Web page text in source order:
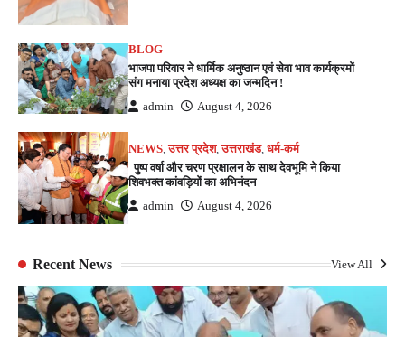
BLOG
भाजपा परिवार ने धार्मिक अनुष्ठान एवं सेवा भाव कार्यक्रमों
संग मनाया प्रदेश अध्यक्ष का जन्मदिन !
admin August 4, 2026
NEWS,उत्तर प्रदेश,उत्तराखंड,धर्म-कर्म
पुष्प वर्षा और चरण प्रक्षालन के साथ देवभूमि ने किया
शिवभक्त कांवड़ियों का अभिनंदन
admin August 4, 2026
Recent News View All